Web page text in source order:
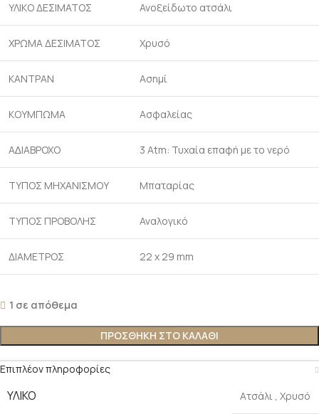
ΥΛΙΚΟ ΔΕΣΙΜΑΤΟΣ Ανοξείδωτο ατσάλι
ΧΡΩΜΑ ΔΕΣΙΜΑΤΟΣ Χρυσό
ΚΑΝΤΡΑΝ Ασημί
ΚΟΥΜΠΩΜΑ Ασφαλείας
Α∆ΙΑΒΡΟΧΟ 3 Atm: Τυχαία επαφή με το νερό
ΤΥΠΟΣ ΜΗΧΑΝΙΣΜΟΥ Μπαταρίας
ΤΥΠΟΣ ΠΡΟΒΟΛΗΣ Αναλογικό
ΔΙΑΜΕΤΡΟΣ 22 x 29 mm
1 σε απόθεμα
ΠΡΟΣΘΉΚΗ ΣΤΟ ΚΑΛΆΘΙ
Επιπλέον πληροφορίες
ΥΛΙΚΌ Ατσάλι , Χρυσό